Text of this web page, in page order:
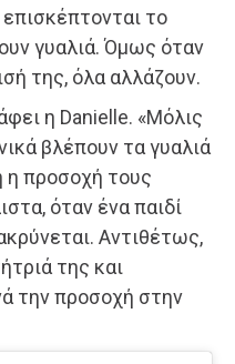
το
γυαλιά. Όμως όταν
της, όλα αλλάζουν.
η Danielle. «Μόλις
βλέπουν τα γυαλιά
η προσοχή τους
όταν ένα παιδί
Αντιθέτως,
της και
την προσοχή στην